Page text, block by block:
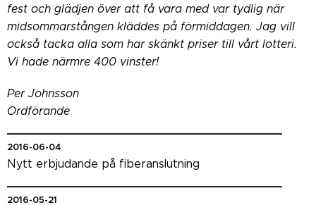
fest och glädjen över att få vara med var tydlig när
midsommarstången kläddes på förmiddagen. Jag vill
också tacka alla som har skänkt priser till vårt lotteri.
Vi hade närmre 400 vinster!
Per Johnsson
Ordförande
2016-06-04
Nytt erbjudande på fiberanslutning
2016-05-21